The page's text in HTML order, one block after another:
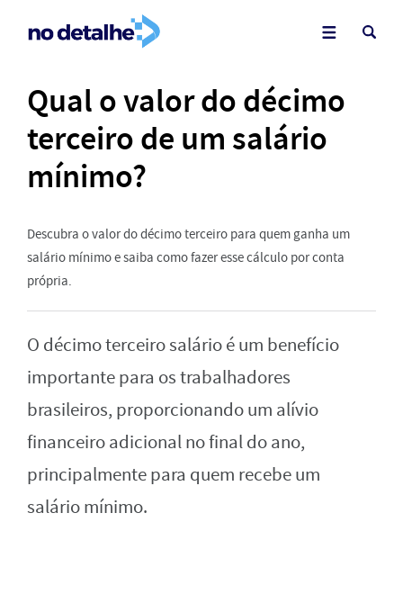
Qual o valor do décimo
terceiro de um salário
mínimo?
Descubra o valor do décimo terceiro para quem ganha um
salário mínimo e saiba como fazer esse cálculo por conta
própria.
O décimo terceiro salário é um benefício
importante para os trabalhadores
brasileiros, proporcionando um alívio
financeiro adicional no final do ano,
principalmente para quem recebe um
salário mínimo.